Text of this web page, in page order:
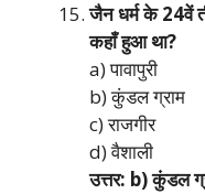
जैन धर्म के 24वें
कहाँ हुआ था?
a) पावापुरी
b) कुंडल ग्राम
c) राजगीर
d) वैशाली
उत्तर: b) कुंडल